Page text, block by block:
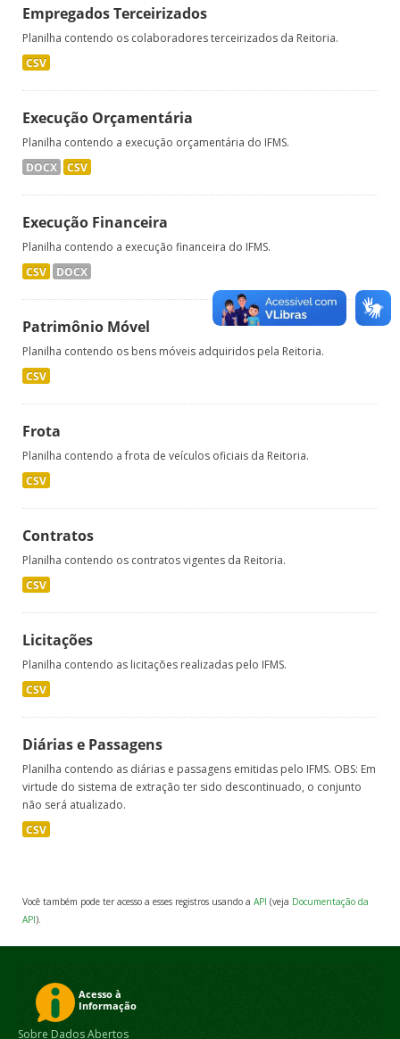
Empregados Terceirizados
Planilha contendo os colaboradores terceirizados da Reitoria.
CSV
Execução Orçamentária
Planilha contendo a execução orçamentária do IFMS.
DOCX CSV
Execução Financeira
Planilha contendo a execução financeira do IFMS.
CSV DOCX
Patrimônio Móvel
Planilha contendo os bens móveis adquiridos pela Reitoria.
CSV
Frota
Planilha contendo a frota de veículos oficiais da Reitoria.
CSV
Contratos
Planilha contendo os contratos vigentes da Reitoria.
CSV
Licitações
Planilha contendo as licitações realizadas pelo IFMS.
CSV
Diárias e Passagens
Planilha contendo as diárias e passagens emitidas pelo IFMS. OBS: Em
virtude do sistema de extração ter sido descontinuado, o conjunto
não será atualizado.
CSV
Você também pode ter acesso a esses registros usando a API (veja Documentação da
API).
Sobre Dados Abertos